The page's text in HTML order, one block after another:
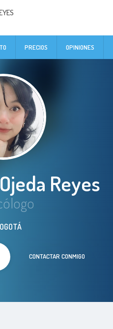
PRECIOS OPINIONES
Ojeda Reyes
CONTACTAR CONMIGO